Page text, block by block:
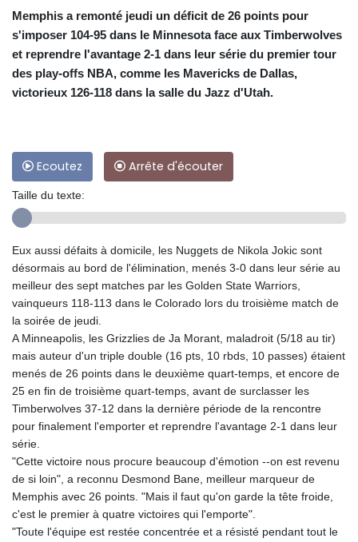
Memphis a remonté jeudi un déficit de 26 points pour
s'imposer 104-95 dans le Minnesota face aux Timberwolves
et reprendre l'avantage 2-1 dans leur série du premier tour
des play-offs NBA, comme les Mavericks de Dallas,
victorieux 126-118 dans la salle du Jazz d'Utah.
Ecoutez Arrête d'écouter
Taille du texte:
Eux aussi défaits à domicile, les Nuggets de Nikola Jokic sont
désormais au bord de l'élimination, menés 3-0 dans leur série au
meilleur des sept matches par les Golden State Warriors,
vainqueurs 118-113 dans le Colorado lors du troisième match de
la soirée de jeudi.
A Minneapolis, les Grizzlies de Ja Morant, maladroit (5/18 au tir)
mais auteur d'un triple double (16 pts, 10 rbds, 10 passes) étaient
menés de 26 points dans le deuxième quart-temps, et encore de
25 en fin de troisième quart-temps, avant de surclasser les
Timberwolves 37-12 dans la dernière période de la rencontre
pour finalement l'emporter et reprendre l'avantage 2-1 dans leur
série.
"Cette victoire nous procure beaucoup d'émotion --on est revenu
de si loin", a reconnu Desmond Bane, meilleur marqueur de
Memphis avec 26 points. "Mais il faut qu'on garde la tête froide,
c'est le premier à quatre victoires qui l'emporte".
"Toute l'équipe est restée concentrée et a résisté pendant tout le